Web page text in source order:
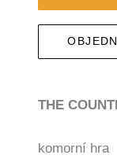
THE
komorní hra